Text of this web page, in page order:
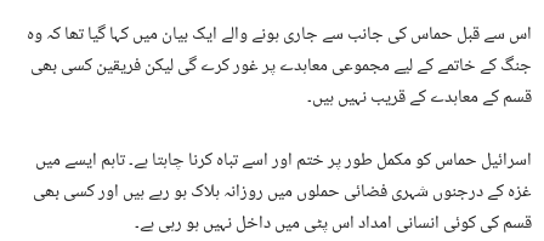
اس سے قبل حماس کی جانب سے جاری ہونے والے ایک بیان میں کہا گیا تھا کہ وہ
جنگ کے خاتمے کے لیے مجموعی معاہدے پر غور کرے گی لیکن فریقین کسی بھی
قسم کے معاہدے کے قریب نہیں ہیں۔
اسرائیل حماس کو مکمل طور پر ختم اور اسے تباہ کرنا چاہتا ہے۔ تاہم ایسے میں
غزہ کے درجنوں شہری فضائی حملوں میں روزانہ ہلاک ہو رہے ہیں اور کسی بھی
قسم کی کوئی انسانی امداد اس پٹی میں داخل نہیں ہو رہی ہے۔